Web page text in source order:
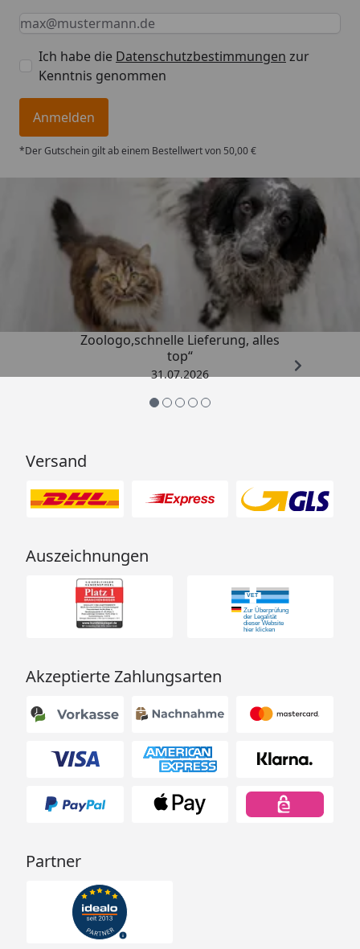
Keine Eingabe erforderlich
Eingabe erforderlich
E-Mail *
Ich habe die Datenschutzbestimmungen zur
Kenntnis genommen
Anmelden
*Der Gutschein gilt ab einem Bestellwert von 50,00 €
Trusted Shops
4,73/ 5
„Gute Erfahrung mit
Zoologo,schnelle Lieferung, alles
top“
31.07.2026
Versand
Auszeichnungen
Akzeptierte Zahlungsarten
Partner